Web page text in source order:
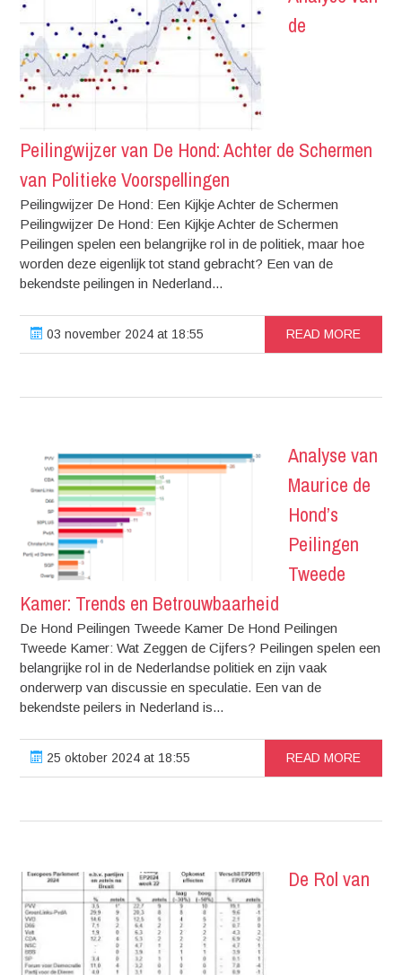
de
Peilingwijzer van De Hond: Achter de Schermen
van Politieke Voorspellingen
Peilingwijzer De Hond: Een Kijkje Achter de Schermen
Peilingwijzer De Hond: Een Kijkje Achter de Schermen
Peilingen spelen een belangrijke rol in de politiek, maar hoe
worden deze eigenlijk tot stand gebracht? Een van de
bekendste peilingen in Nederland...
03 november 2024 at 18:55 READ MORE
Analyse van
Maurice de
Hond’s
Peilingen
Tweede
Kamer: Trends en Betrouwbaarheid
De Hond Peilingen Tweede Kamer De Hond Peilingen
Tweede Kamer: Wat Zeggen de Cijfers? Peilingen spelen een
belangrijke rol in de Nederlandse politiek en zijn vaak
onderwerp van discussie en speculatie. Een van de
bekendste peilers in Nederland is...
25 oktober 2024 at 18:55 READ MORE
De Rol van